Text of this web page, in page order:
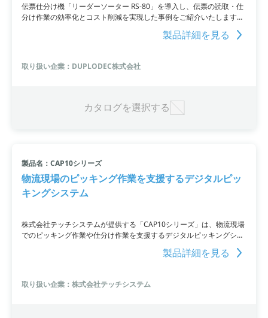
伝票仕分け機「リーダーソーター RS-80」を導入し、伝票の読取・仕
分け作業の効率化とコスト削減を実現した事例をご紹介いたします。
ハンディスキャナでの手作業から、1ボタンで読み取りから仕分けま
で行える「リーダーソーター RS-80」の導入により、作業効率が大幅
活用できるようになり、コスト削減にも繋がりました。資料をダウン
ロードしてご確認ください。お問い合わせもお気軽にどうぞ。
製品詳細を見る
取り扱い企業：DUPLODEC株式会社
カタログを選択する
製品名：CAP10シリーズ
物流現場のピッキング作業を支援するデジタルピッ
キングシステム
株式会社テッチシステムが提供する「CAP10シリーズ」は、物流現場
でのピッキング作業や仕分け作業を支援するデジタルピッキングシス
テムです。制御コンピュータとネットワークされたアンサーキットを
利用し、商品や場所の指示と数量表示を行い、作業の生産性と精度を
えるため作業効率が高く、メンテナンスも簡単に行える特長がありま
す。詳細はPDF資料をご覧いただくか、お問い合わせください。
製品詳細を見る
取り扱い企業：株式会社テッチシステム